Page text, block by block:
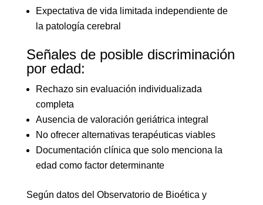
Expectativa de vida limitada independiente de
la patología cerebral
Señales de posible discriminación
por edad:
Rechazo sin evaluación individualizada
completa
Ausencia de valoración geriátrica integral
No ofrecer alternativas terapéuticas viables
Documentación clínica que solo menciona la
edad como factor determinante
Según datos del Observatorio de Bioética y